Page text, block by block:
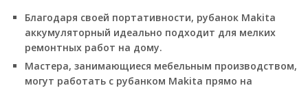
Благодаря своей портативности, рубанок Makita
аккумуляторный идеально подходит для мелких
ремонтных работ на дому.
Мастера, занимающиеся мебельным производством,
могут работать с рубанком Makita прямо на